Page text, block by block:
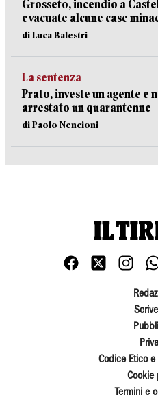
Grosseto, incendio a
evacuate alcune case
di Luca Balestri
La sentenza
Prato, investe un agente e
arrestato un quarantenne
di Paolo Nencioni
Codice Etico
Cookie
Termini e